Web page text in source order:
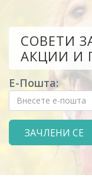
СОВЕТИ
АКЦИИ И
Е-Пошта: